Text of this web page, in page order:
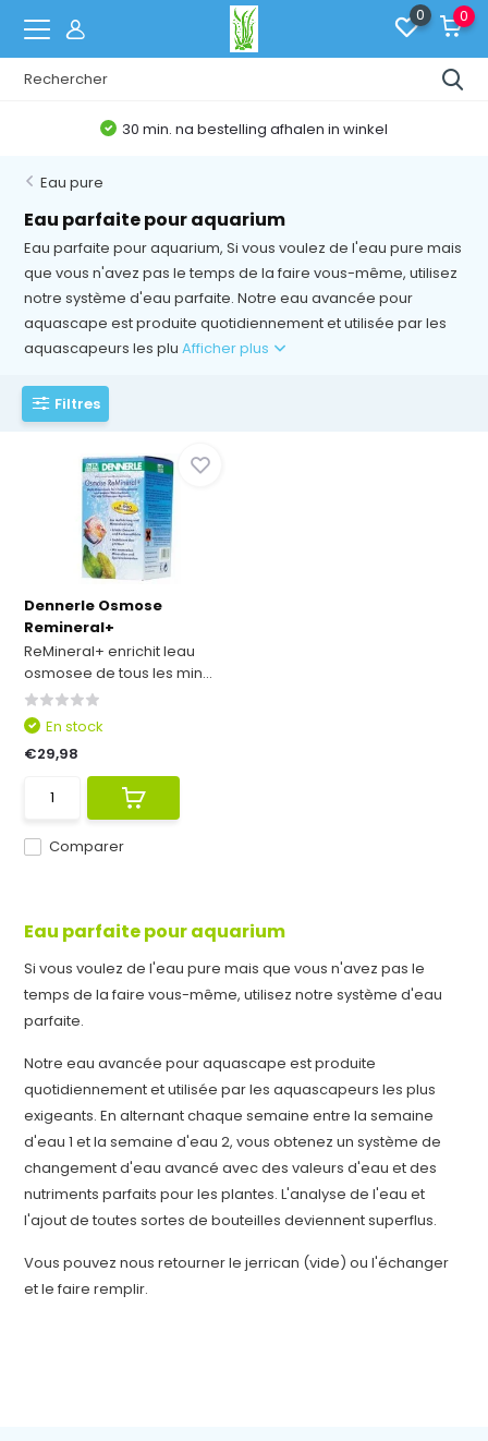
0 0
30 min. na bestelling afhalen in winkel
Eau pure
Eau parfaite pour aquarium
Eau parfaite pour aquarium, Si vous voulez de l'eau pure mais
que vous n'avez pas le temps de la faire vous-même, utilisez
notre système d'eau parfaite. Notre eau avancée pour
aquascape est produite quotidiennement et utilisée par les
aquascapeurs les pluAfficher plus
Filtres
Dennerle Osmose
Remineral+
ReMineral+ enrichit leau
osmosee de tous les min...
Comparer
En stock
€29,98
Eau parfaite pour aquarium
Si vous voulez de l'eau pure mais que vous n'avez pas le
temps de la faire vous-même, utilisez notre système d'eau
parfaite.
Notre eau avancée pour aquascape est produite
quotidiennement et utilisée par les aquascapeurs les plus
exigeants. En alternant chaque semaine entre la semaine
d'eau 1 et la semaine d'eau 2, vous obtenez un système de
changement d'eau avancé avec des valeurs d'eau et des
nutriments parfaits pour les plantes. L'analyse de l'eau et
l'ajout de toutes sortes de bouteilles deviennent superflus.
Vous pouvez nous retourner le jerrican (vide) ou l'échanger
et le faire remplir.